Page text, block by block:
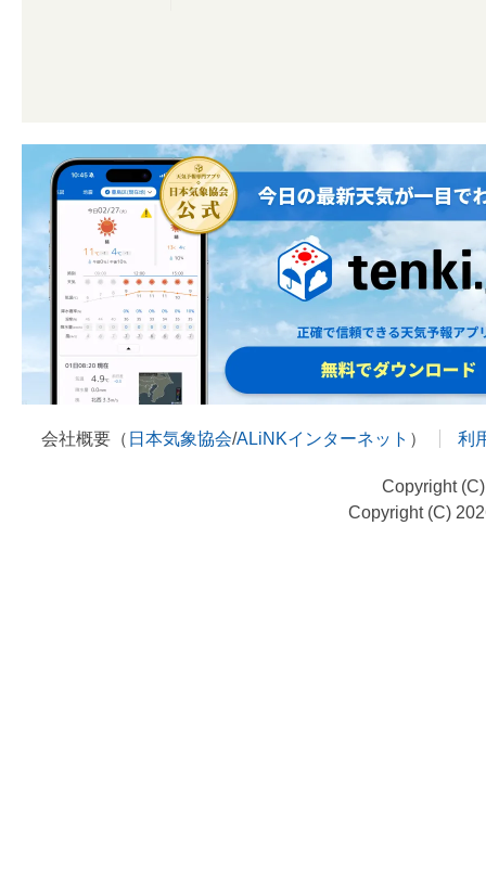
会社概要（ 日本気象協会/ALiNKインターネット ） 利
Copyright
Copyright (C)